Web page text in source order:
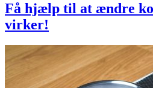
Få hjælp til at ændre
virker!